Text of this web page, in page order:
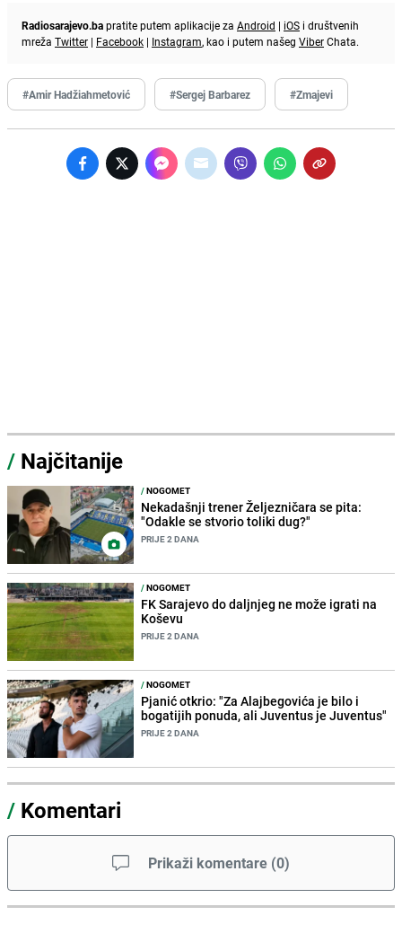
Radiosarajevo.bapratite putem aplikacije za Android | iOS i društvenih
mreža Twitter | Facebook | Instagram, kao i putem našeg ViberChata.
#Amir Hadžiahmetović #Sergej Barbarez #Zmajevi
/ Najčitanije
/NOGOMET
Nekadašnji trener Željezničara se pita:
"Odakle se stvorio toliki dug?"
PRIJE 2 DANA
/NOGOMET
FK Sarajevo do daljnjeg ne može igrati na
Koševu
PRIJE 2 DANA
/NOGOMET
Pjanić otkrio: "Za Alajbegovića je bilo i
bogatijih ponuda, ali Juventus je Juventus"
PRIJE 2 DANA
/ Komentari
Prikaži komentare (0)